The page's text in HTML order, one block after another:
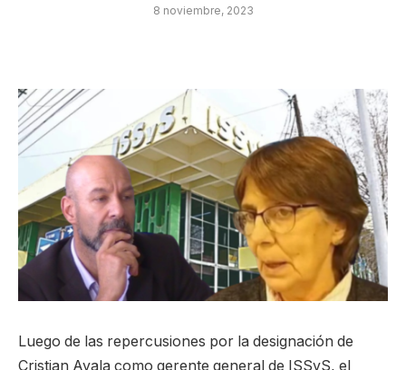
8 noviembre, 2023
Luego de las repercusiones por la designación de
Cristian Ayala como gerente general de ISSyS, el